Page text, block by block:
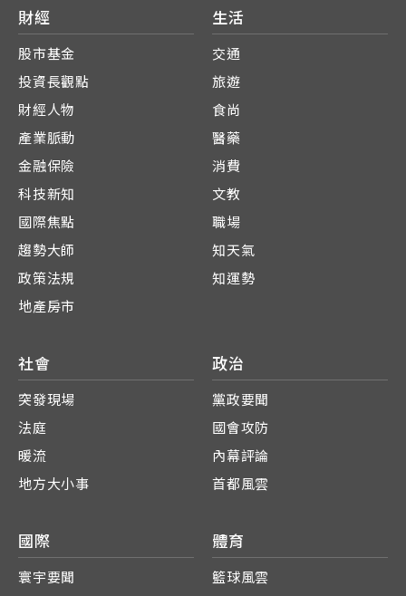
財經
股市基金
投資長觀點
財經人物
產業脈動
金融保險
科技新知
國際焦點
趨勢大師
政策法規
地產房市
生活
交通
旅遊
食尚
醫藥
消費
文教
職場
知天氣
知運勢
社會
突發現場
法庭
暖流
地方大小事
政治
黨政要聞
國會攻防
內幕評論
首都風雲
國際
寰宇要聞
體育
籃球風雲